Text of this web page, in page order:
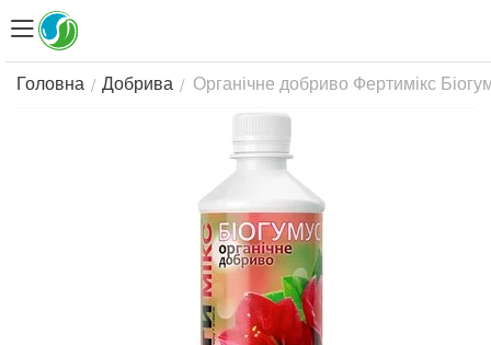
Головна / Добрива / Органічне добриво Фертимікс